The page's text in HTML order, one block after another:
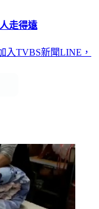
走得遠
入TVBS新聞LINE，